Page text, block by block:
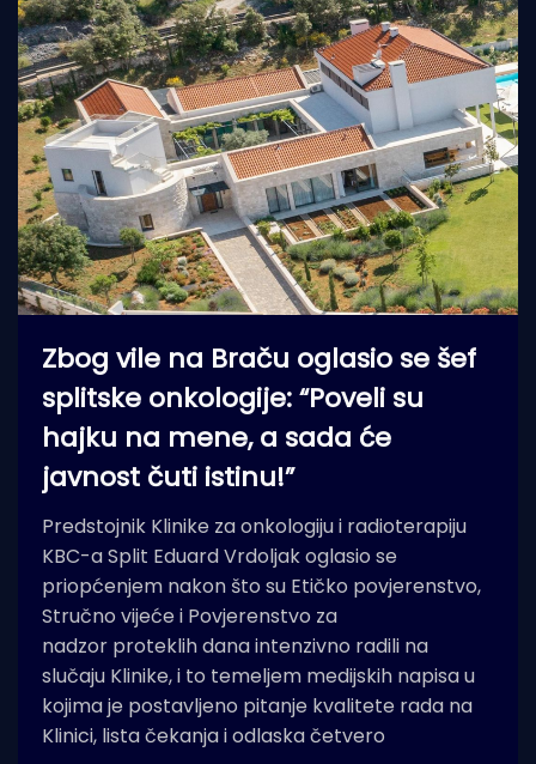
Zbog vile na Braču oglasio se šef
splitske onkologije: “Poveli su
hajku na mene, a sada će
javnost čuti istinu!”
Predstojnik Klinike za onkologiju i radioterapiju
KBC-a Split Eduard Vrdoljak oglasio se
priopćenjem nakon što su Etičko povjerenstvo,
Stručno vijeće i Povjerenstvo za
nadzor proteklih dana intenzivno radili na
slučaju Klinike, i to temeljem medijskih napisa u
kojima je postavljeno pitanje kvalitete rada na
Klinici, lista čekanja i odlaska četvero